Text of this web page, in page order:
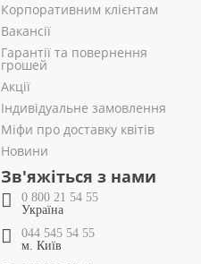
Корпоративним клієнтам
Вакансії
Гарантії та повернення
грошей
Акції
Індивідуальне замовлення
Міфи про доставку квітів
Новини
Зв'яжіться з нами
0 800 21 54 55
Україна
044 545 54 55
м. Київ